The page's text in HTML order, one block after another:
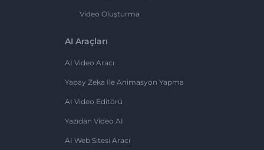
Video Oluşturma
AI Araçları
AI Video Aracı
Yapay Zeka Ile Animasyon Yapma
AI Video Editörü
Yazıdan Video AI
AI Web Sitesi Aracı